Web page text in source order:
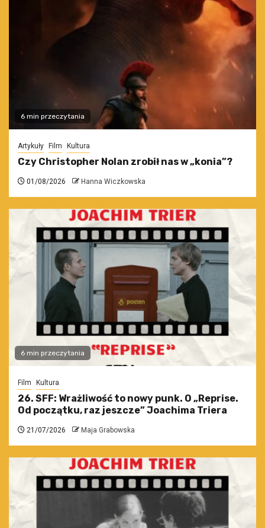
6 min przeczytania
Artykuły Film Kultura
Czy Christopher Nolan zrobił nas w „konia”?
01/08/2026 Hanna Wiczkowska
6 min przeczytania
Film Kultura
26. SFF: Wrażliwość to nowy punk. O „Reprise.
Od początku, raz jeszcze” Joachima Triera
21/07/2026 Maja Grabowska